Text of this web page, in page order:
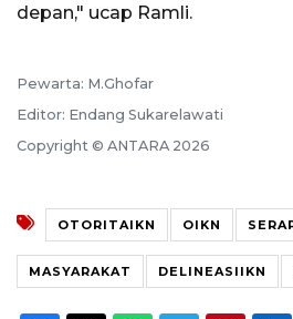
depan," ucap Ramli.
Pewarta: M.Ghofar
Editor: Endang Sukarelawati
Copyright © ANTARA 2026
OTORITAIKN OIKN
MASYARAKAT DELINEASIIKN